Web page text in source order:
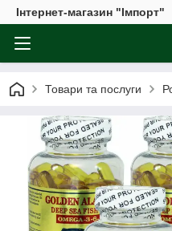
Інтернет-магазин "Імпорт"
Товари та послуги